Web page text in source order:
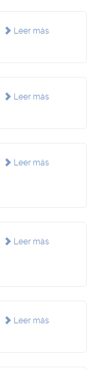
Leer más
Leer más
Leer más
Leer más
Leer más